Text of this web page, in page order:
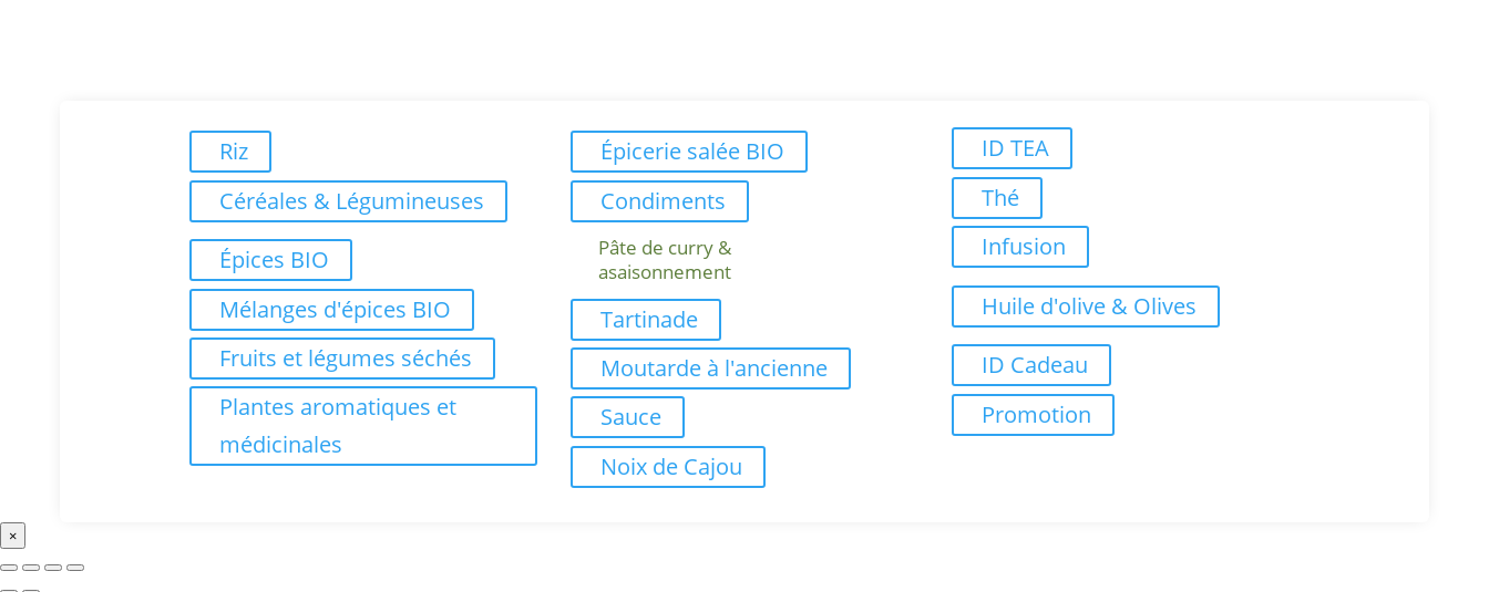
Riz
Céréales & Légumineuses
Épices BIO
Mélanges d'épices BIO
Fruits et légumes séchés
Plantes aromatiques et
médicinales
Épicerie salée BIO
Condiments
Pâte de curry &
asaisonnement
Tartinade
Moutarde à l'ancienne
Sauce
Noix de Cajou
ID TEA
Thé
Infusion
Huile d'olive & Olives
ID Cadeau
Promotion
×